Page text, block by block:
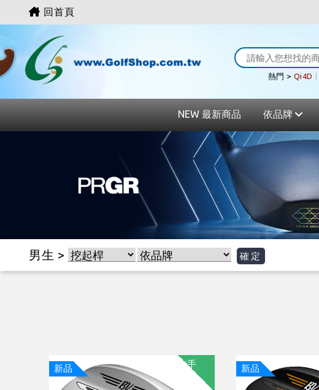
回首頁
熱門 > Qi4D
NEW 最新商品 依品牌
男生 > 確定
新品 左手 新品